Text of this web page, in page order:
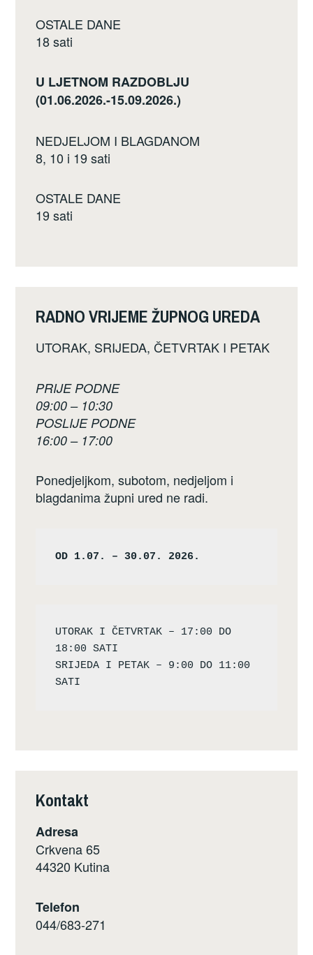
OSTALE DANE
18 sati
U LJETNOM RAZDOBLJU
(01.06.2026.-15.09.2026.)
NEDJELJOM I BLAGDANOM
8, 10 i 19 sati
OSTALE DANE
19 sati
RADNO VRIJEME ŽUPNOG UREDA
UTORAK, SRIJEDA, ČETVRTAK I PETAK
PRIJE PODNE
09:00 – 10:30
POSLIJE PODNE
16:00 – 17:00
Ponedjeljkom, subotom, nedjeljom i
blagdanima župni ured ne radi.
OD 1.07. – 30.07. 2026.
UTORAK I ČETVRTAK – 17:00 DO
18:00 SATI
SRIJEDA I PETAK – 9:00 DO 11:00
Kontakt
Adresa
Crkvena 65
44320 Kutina
Telefon
044/683-271